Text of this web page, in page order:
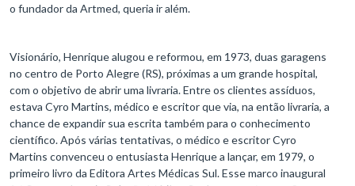
o fundador da Artmed, queria ir além.
Visionário, Henrique alugou e reformou, em 1973, duas garagens
no centro de Porto Alegre (RS), próximas a um grande hospital,
com o objetivo de abrir uma livraria. Entre os clientes assíduos,
estava Cyro Martins, médico e escritor que via, na então livraria, a
chance de expandir sua escrita também para o conhecimento
científico. Após várias tentativas, o médico e escritor Cyro
Martins convenceu o entusiasta Henrique a lançar, em 1979, o
primeiro livro da Editora Artes Médicas Sul. Esse marco inaugural